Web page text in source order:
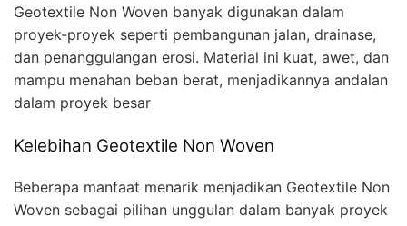
Geotextile Non Woven banyak digunakan dalam
proyek-proyek seperti pembangunan jalan, drainase,
dan penanggulangan erosi. Material ini kuat, awet, dan
mampu menahan beban berat, menjadikannya andalan
dalam proyek besar
Kelebihan Geotextile Non Woven
Beberapa manfaat menarik menjadikan Geotextile Non
Woven sebagai pilihan unggulan dalam banyak proyek